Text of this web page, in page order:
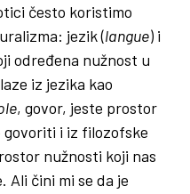
često koristimo
jezik (langue) i
određena nužnost u
iz jezika kao
, govor, jeste prostor
govoriti i iz filozofske
nužnosti koji nas
Ali čini mi se da je